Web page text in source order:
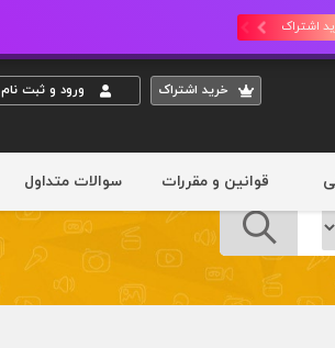
اشتراک
خريد اشتراک ورود و ثبت نام
قوانین و مقررات سوالات متداول